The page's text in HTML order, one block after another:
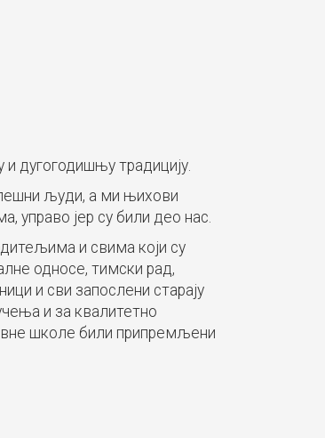
и дугогодишњу традицију.
људи, а ми њихови
управо јер су били део нас.
и свима који су
односе, тимски рад,
и сви запослени старају
и за квалитетно
школе били припремљени